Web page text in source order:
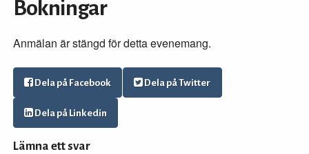
Bokningar
Anmälan är stängd för detta evenemang.
Dela på Facebook Dela på Twitter
Dela på Linkedin
Lämna ett svar